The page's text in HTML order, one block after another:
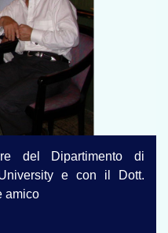
del Dipartimento di
e con il Dott.
amico